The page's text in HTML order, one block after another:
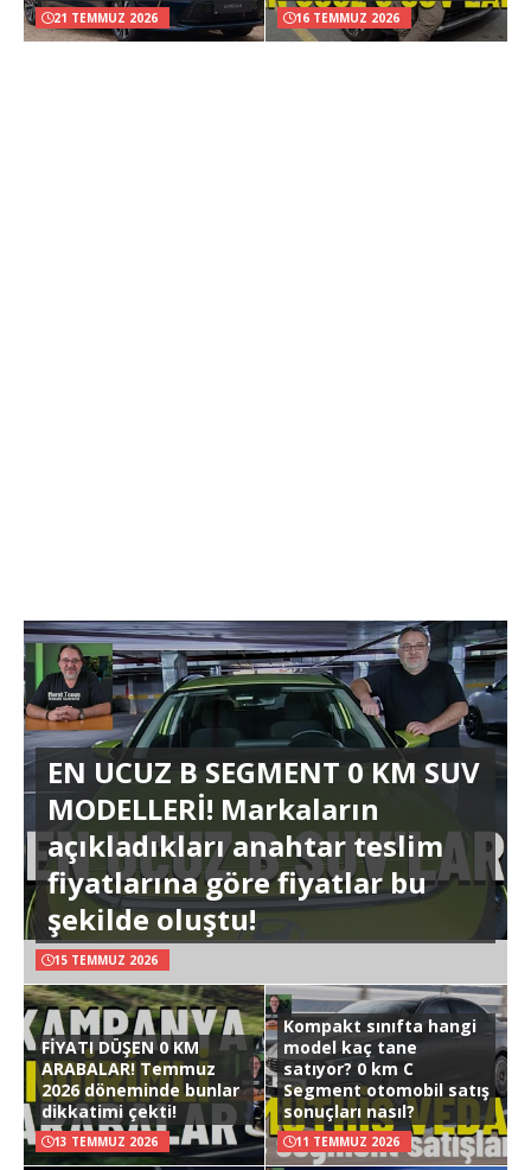
21 TEMMUZ 2026 16 TEMMUZ 2026
EN UCUZ B SEGMENT 0 KM SUV
MODELLERİ! Markaların
açıkladıkları anahtar teslim
fiyatlarına göre fiyatlar bu
şekilde oluştu!
15 TEMMUZ 2026
FİYATI DÜŞEN 0 KM
ARABALAR! Temmuz
2026 döneminde bunlar
dikkatimi çekti!
13 TEMMUZ 2026
Kompakt sınıfta hangi
model kaç tane
satıyor? 0 km C
Segment otomobil satış
sonuçları nasıl?
11 TEMMUZ 2026